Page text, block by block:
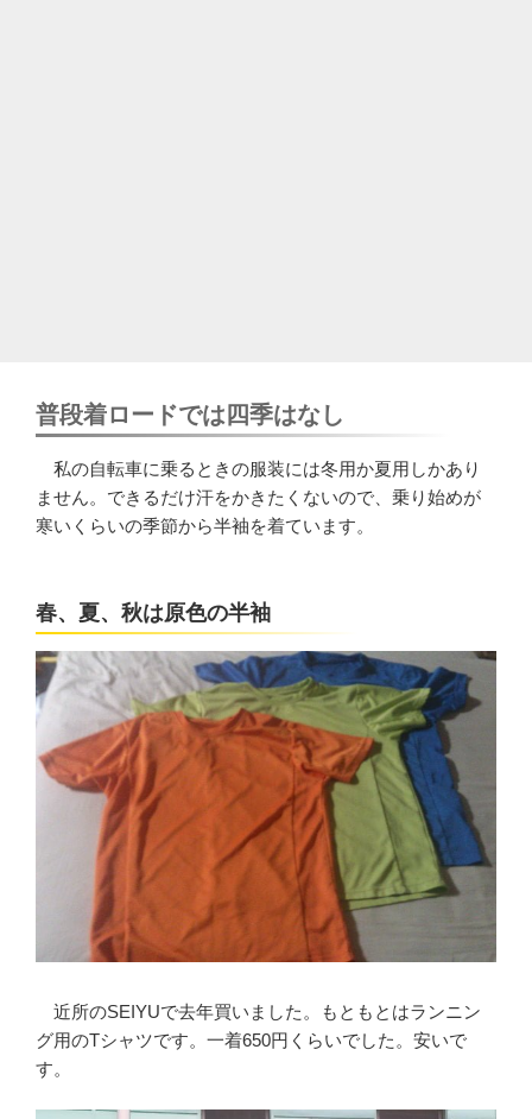
普段着ロードでは四季はなし
私の自転車に乗るときの服装には冬用か夏用しかあり
ません。できるだけ汗をかきたくないので、乗り始めが
寒いくらいの季節から半袖を着ています。
春、夏、秋は原色の半袖
近所のSEIYUで去年買いました。もともとはランニン
グ用のTシャツです。一着650円くらいでした。安いで
す。